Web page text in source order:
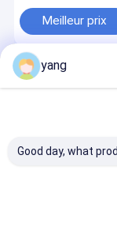
JC Y3939 JC Y4041
Traitement par
Assure les
Performances
Magnétiques
Meilleur prix
yang
Good day, what